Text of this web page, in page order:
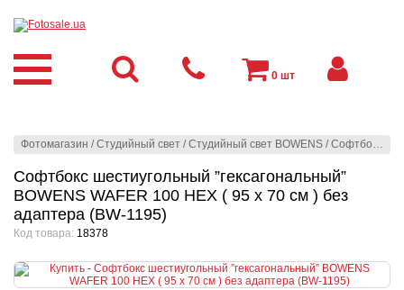
Фотомагазин /Студийный свет /Студийный свет BOWENS /Софтбоксы
Софтбокс шестиугольный ”гексагональный”
BOWENS WAFER 100 HEX ( 95 x 70 см ) без
адаптера (BW-1195)
Код товара: 18378
0 шт